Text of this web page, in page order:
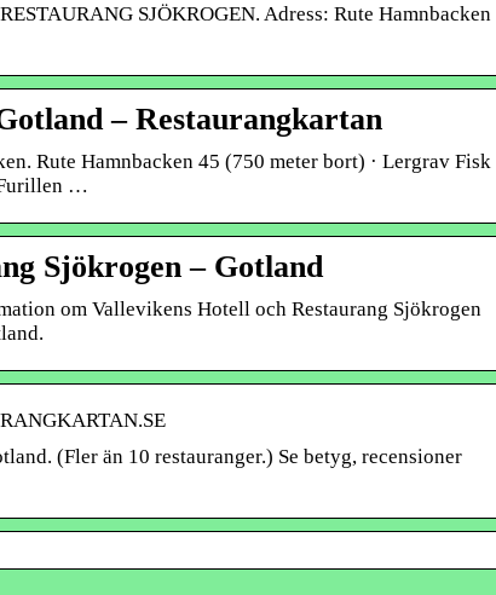
SJÖKROGEN. Adress: Rute Hamnbacken
– Restaurangkartan
Rute Hamnbacken 45 (750 meter bort) · Lergrav Fisk
Furillen …
Sjökrogen – Gotland
om Vallevikens Hotell och Restaurang Sjökrogen
(Fler än 10 restauranger.) Se betyg, recensioner